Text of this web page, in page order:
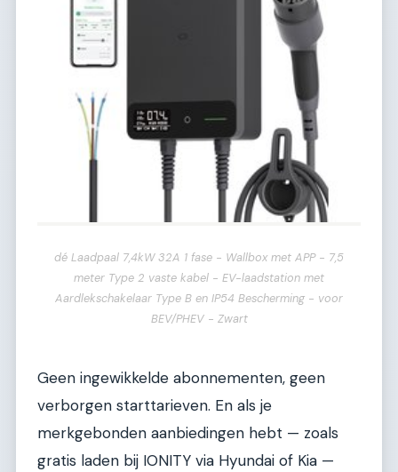
dé Laadpaal 7,4kW 32A 1 fase - Wallbox met APP - 7,5
meter Type 2 vaste kabel - EV-laadstation met
Aardlekschakelaar Type B en IP54 Bescherming - voor
BEV/PHEV - Zwart
Geen ingewikkelde abonnementen, geen
verborgen starttarieven. En als je
merkgebonden aanbiedingen hebt — zoals
gratis laden bij IONITY via Hyundai of Kia —